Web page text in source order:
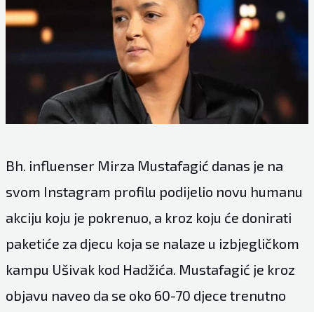
Bh. influenser Mirza Mustafagić danas je na
svom Instagram profilu podijelio novu humanu
akciju koju je pokrenuo, a kroz koju će donirati
paketiće za djecu koja se nalaze u izbjegličkom
kampu Ušivak kod Hadžića. Mustafagić je kroz
objavu naveo da se oko 60-70 djece trenutno